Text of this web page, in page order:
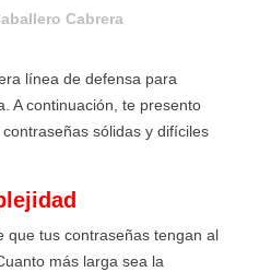
Cabrera
línea de defensa para
A continuación, te presento
sólidas y difíciles
que tus contraseñas tengan al
más larga sea la